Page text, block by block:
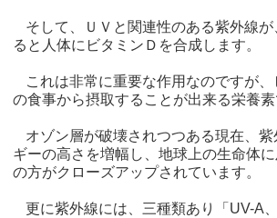
そして、ＵＶと関連性のある紫外線
ると人体にビタミンＤを合成します。
これは非常に重要な作用なのですが
の食事から摂取することが出来る栄養素
オゾン層が破壊されつつある現在、
ギーの高さを増幅し、地球上の生命体
の方がクローズアップされています。
更に紫外線には、三種類あり「UV-A